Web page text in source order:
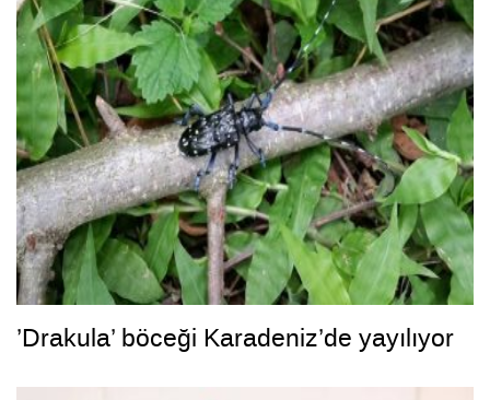
’Drakula’ böceği Karadeniz’de yayılıyor